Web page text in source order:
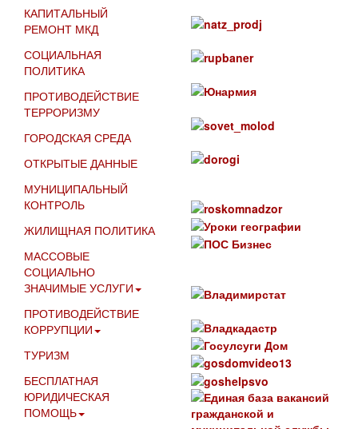
КАПИТАЛЬНЫЙ
РЕМОНТ МКД
СОЦИАЛЬНАЯ
ПОЛИТИКА
ПРОТИВОДЕЙСТВИЕ
ТЕРРОРИЗМУ
ГОРОДСКАЯ СРЕДА
ОТКРЫТЫЕ ДАННЫЕ
МУНИЦИПАЛЬНЫЙ
КОНТРОЛЬ
ЖИЛИЩНАЯ ПОЛИТИКА
МАССОВЫЕ
СОЦИАЛЬНО
ЗНАЧИМЫЕ УСЛУГИ
ПРОТИВОДЕЙСТВИЕ
КОРРУПЦИИ
ТУРИЗМ
БЕСПЛАТНАЯ
ЮРИДИЧЕСКАЯ
ПОМОЩЬ